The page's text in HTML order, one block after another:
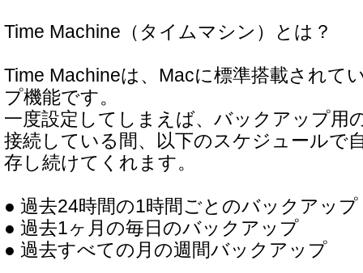
Time Machine（タイムマシン）とは？
Time Machineは、Macに標準搭載されて
プ機能です。
一度設定してしまえば、バックアップ用
接続している間、以下のスケジュールで
存し続けてくれます。
● 過去24時間の1時間ごとのバックアップ
● 過去1ヶ月の毎日のバックアップ
● 過去すべての月の週間バックアップ